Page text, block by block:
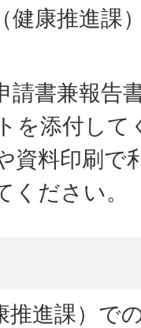
健康推進課
請書兼報告
を添付して
資料印刷で
ください。
推進課）で